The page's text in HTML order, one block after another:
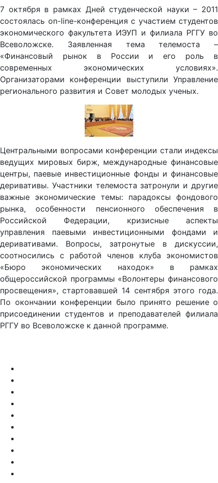
7 октября в рамках Дней студенческой науки – 2011
состоялась on-line-конференция с участием студентов
экономического факультета ИЭУП и филиала РГГУ во
Всеволожске. Заявленная тема телемоста –
«Финансовый рынок в России и его роль в
современных экономических условиях».
Организаторами конференции выступили Управление
регионального развития и Совет молодых ученых.
Центральными вопросами конференции стали индексы
ведущих мировых бирж, международные финансовые
центры, паевые инвестиционные фонды и финансовые
деривативы. Участники телемоста затронули и другие
важные экономические темы: парадоксы фондового
рынка, особенности пенсионного обеспечения в
Российской Федерации, кризисные аспекты
управления паевыми инвестиционными фондами и
деривативами. Вопросы, затронутые в дискуссии,
соотносились с работой членов клуба экономистов
«Бюро экономических находок» в рамках
общероссийской программы «Волонтеры финансового
просвещения», стартовавшей 14 сентября этого года.
По окончании конференции было принято решение о
присоединении студентов и преподавателей филиала
РГГУ во Всеволожске к данной программе.